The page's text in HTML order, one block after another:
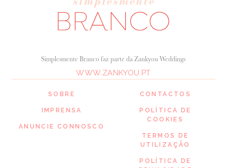
SOBRE
IMPRENSA
ANUNCIE CONNOSCO
Simplesmente Branco faz parte da Zankyou Weddings
WWW.ZANKYOU.PT
CONTACTOS
POLÍTICA DE
COOKIES
TERMOS DE
UTILIZAÇÃO
POLÍTICA DE